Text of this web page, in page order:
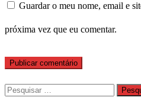
Guardar o meu nome, email e
próxima vez que eu comentar.
Pesquisar
por: